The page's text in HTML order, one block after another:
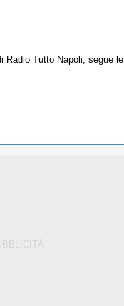
Radio Tutto Napoli, segue